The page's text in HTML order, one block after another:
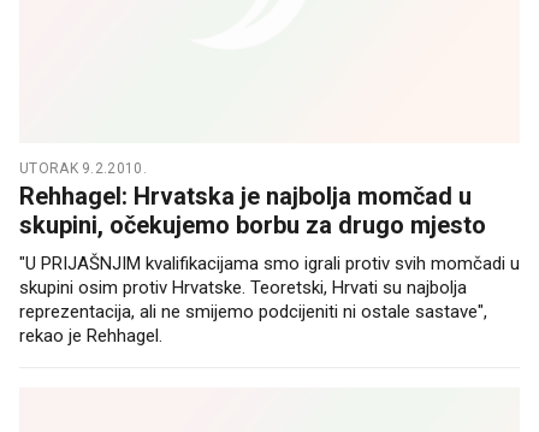
UTORAK 9.2.2010.
Rehhagel: Hrvatska je najbolja momčad u
skupini, očekujemo borbu za drugo mjesto
"U PRIJAŠNJIM kvalifikacijama smo igrali protiv svih momčadi u
skupini osim protiv Hrvatske. Teoretski, Hrvati su najbolja
reprezentacija, ali ne smijemo podcijeniti ni ostale sastave",
rekao je Rehhagel.